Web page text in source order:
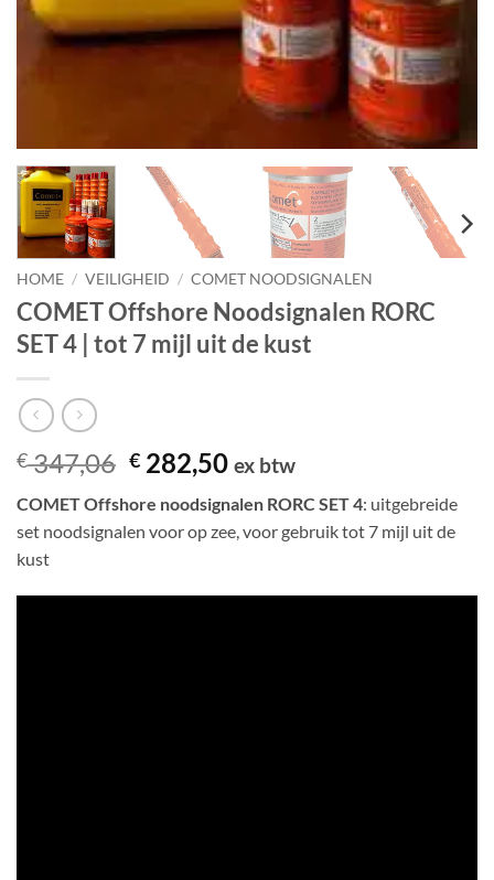
HOME / VEILIGHEID / COMET NOODSIGNALEN
COMET Offshore Noodsignalen RORC
SET 4 | tot 7 mijl uit de kust
€347,06 Oorspronkelijke
was:
€ 347,06.
€ 282,50Huidige
is:
€ 282,50.
ex btw
COMET Offshore noodsignalen RORC SET 4: uitgebreide
set noodsignalen voor op zee, voor gebruik tot 7 mijl uit de
kust